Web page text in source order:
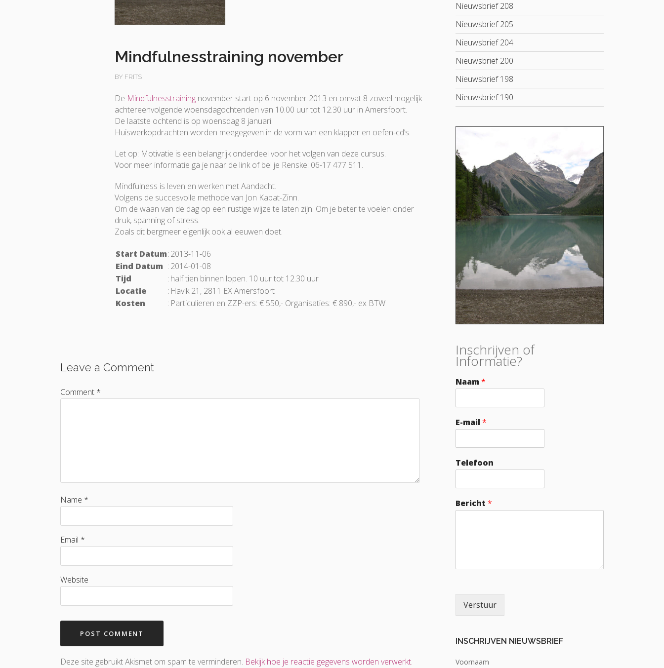
Mindfulnesstraining november
BY FRITS
De Mindfulnesstraining november start op 6 november 2013 en omvat 8 zoveel mogelijk
achtereenvolgende woensdagochtenden van 10.00 uur tot 12.30 uur in Amersfoort.
De laatste ochtend is op woensdag 8 januari.
Huiswerkopdrachten worden meegegeven in de vorm van een klapper en oefen-cd’s.
Let op: Motivatie is een belangrijk onderdeel voor het volgen van deze cursus.
Voor meer informatie ga je naar de link of bel je Renske: 06-17 477 511.
Mindfulness is leven en werken met Aandacht.
Volgens de succesvolle methode van Jon Kabat-Zinn.
Om de waan van de dag op een rustige wijze te laten zijn. Om je beter te voelen onder
druk, spanning of stress.
Zoals dit bergmeer eigenlijk ook al eeuwen doet.
Start Datum:2013-11-06
Eind Datum :2014-01-08
Tijd
:half tien binnen lopen. 10 uur tot 12.30 uur
Locatie
: Havik 21, 2811 EX Amersfoort
Kosten
: Particulieren en ZZP-ers: € 550,- Organisaties: € 890,- ex BTW
Leave a Comment
Comment *
Name *
Email *
Website
Deze site gebruikt Akismet om spam te verminderen. Bekijk hoe je reactie gegevens worden verwerkt.
Nieuwsbrief 208
Nieuwsbrief 205
Nieuwsbrief 204
Nieuwsbrief 200
Nieuwsbrief 198
Nieuwsbrief 190
Inschrijven of
Informatie?
Naam*
E-mail*
Telefoon
Bericht *
Verstuur
INSCHRIJVEN NIEUWSBRIEF
Voornaam